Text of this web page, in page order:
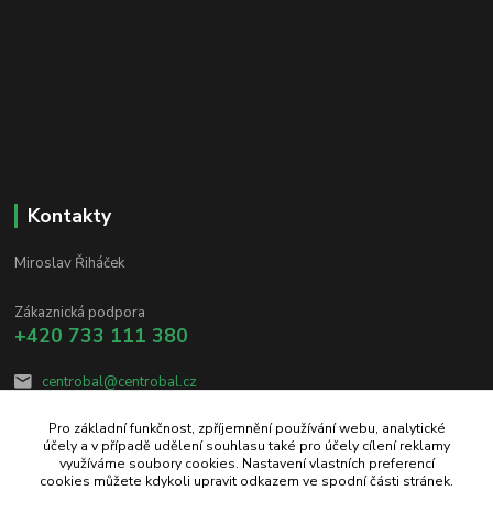
Kontakty
Miroslav Řiháček
Zákaznická podpora
+420 733 111 380
centrobal@centrobal.cz
Pro základní funkčnost, zpříjemnění používání webu, analytické
účely a v případě udělení souhlasu také pro účely cílení reklamy
využíváme soubory cookies. Nastavení vlastních preferencí
cookies můžete kdykoli upravit odkazem ve spodní části stránek.